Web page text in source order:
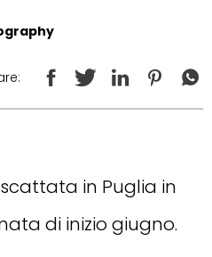
in Puglia in
di inizio giugno.